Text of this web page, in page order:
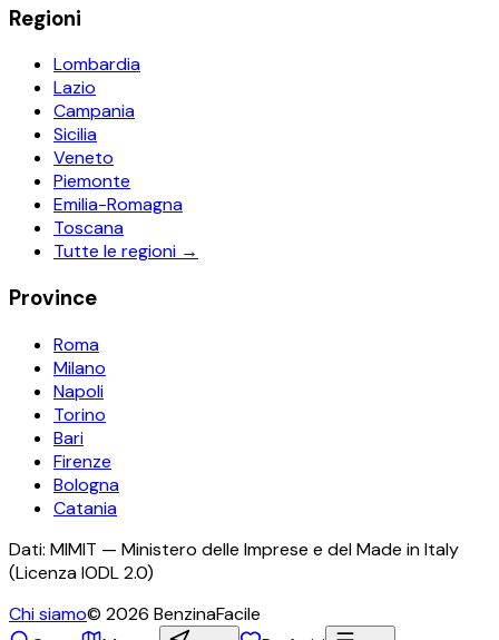
Regioni
Lombardia
Lazio
Campania
Sicilia
Veneto
Piemonte
Emilia-Romagna
Toscana
Tutte le regioni →
Province
Roma
Milano
Napoli
Torino
Bari
Firenze
Bologna
Catania
Dati: MIMIT — Ministero delle Imprese e del Made in Italy
(Licenza IODL 2.0)
Chi siamo© 2026 BenzinaFacile